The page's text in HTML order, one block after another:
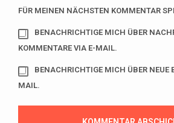
FÜR MEINEN NÄCHSTEN KOMMENTAR
BENACHRICHTIGE MICH ÜBER
KOMMENTARE VIA E-MAIL.
BENACHRICHTIGE MICH ÜBER NEUE
MAIL.